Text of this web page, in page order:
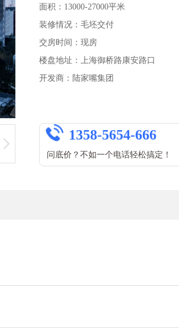
面积：13000-27000平米
装修情况：毛坯交付
交房时间：现房
楼盘地址：上海御桥路康安路口
开发商：陆家嘴集团
1358-5654-666
问底价？不如一个电话轻松搞定！